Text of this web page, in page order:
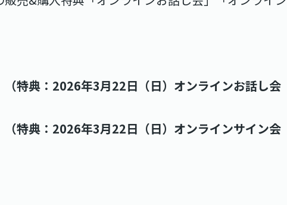
（特典：2026年3月22日（日）オンラインお話し会
（特典： 2026年3月22日（日）オンラインサイン会